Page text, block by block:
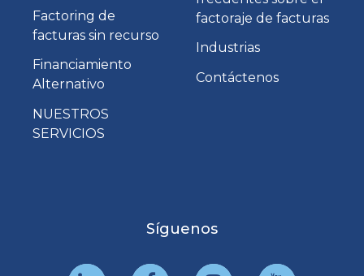
Factoring de
facturas sin recurso
Financiamiento
Alternativo
NUESTROS
SERVICIOS
factoraje de facturas
Industrias
Contáctenos
Síguenos